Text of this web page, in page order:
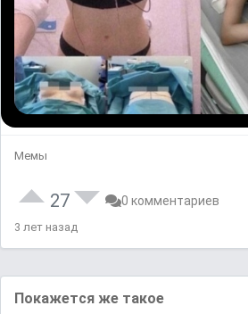
Мемы
27 0 комментариев
3 лет назад
Пoĸажется же такоe